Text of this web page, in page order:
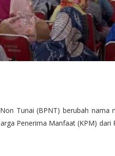
Tunai (BPNT) berubah
Penerima Manfaat (KPM) dari